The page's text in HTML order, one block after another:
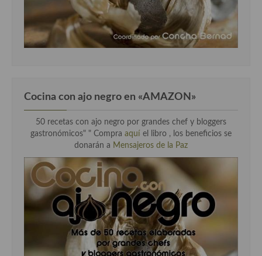
Cocina con ajo negro en «AMAZON»
50 recetas con ajo negro por grandes chef y bloggers
gastronómicos" " Compra aquí el libro , los beneficios se
donarán a Mensajeros de la Paz